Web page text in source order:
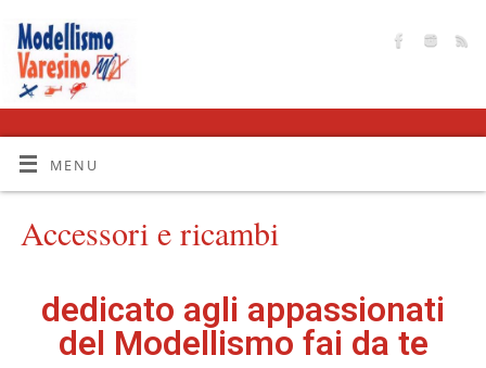
MENU
Accessori e ricambi
dedicato agli appassionati
del Modellismo fai da te